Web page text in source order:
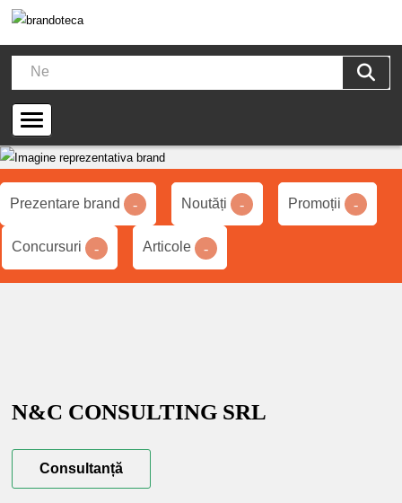
Prezentare brand - Noutăți - Promoții -
Concursuri - Articole -
N&C CONSULTING SRL
Consultanță